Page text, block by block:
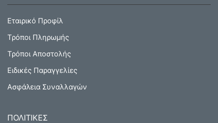
Εταιρικό Προφίλ
Τρόποι Πληρωμής
Τρόποι Αποστολής
Ειδικές Παραγγελίες
Ασφάλεια Συναλλαγών
ΠΟΛΙΤΙΚΕΣ